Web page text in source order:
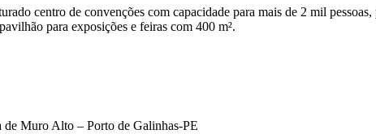
centro de convenções com capacidade para mais de 2 mil
para exposições e feiras com 400 m².
Muro Alto – Porto de Galinhas-PE